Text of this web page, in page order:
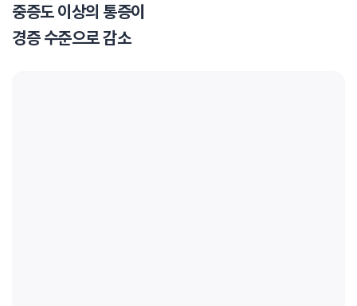
중증도 이상의 통증이
경증 수준으로 감소